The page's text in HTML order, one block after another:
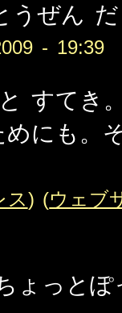
うぜん
- 19:39
すてき
にも。
ス) (ウェブ
ょっと